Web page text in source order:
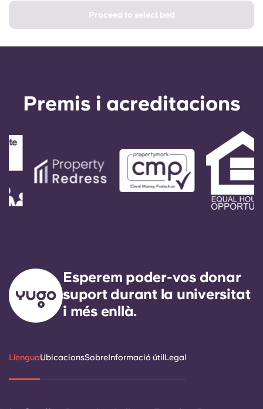
Proceed to select bed
Premis i acreditacions
Esperem poder-vos donar
suport durant la universitat
i més enllà.
LlenguaUbicacionsSobreInformació útilLegal